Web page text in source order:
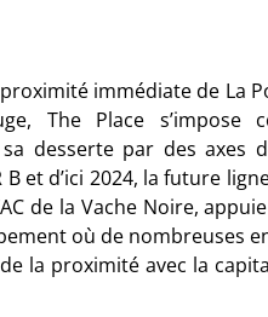
immédiate de La
The Place s’impose
desserte par des axes
et d’ici 2024, la future
de la Vache Noire,
où de nombreuses
la proximité avec la